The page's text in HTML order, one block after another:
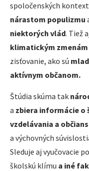
spoločenských
nárastom populizmu
niektorých vlád. Tiež
klimatickým zmenám
zisťovanie, ako sú
aktívnym občanom.
Štúdia skúma tak
a zbiera informácie o
vzdelávania a
a výchovných
Sleduje aj vyučovacie
školskú klímu a iné